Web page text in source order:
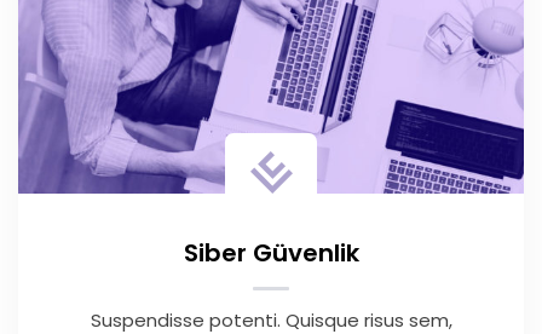
Siber Güvenlik
Suspendisse potenti. Quisque risus sem,